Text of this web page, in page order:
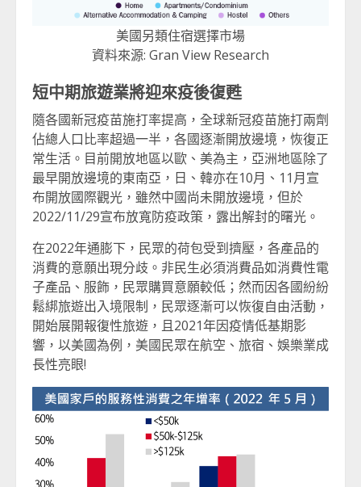
美國另類住宿選擇市場
資料來源: Gran View Research
短中期旅遊業將迎來疫後復甦
隨各國新冠疫苗施打率提高，全球新冠疫苗施打兩劑
佔總人口比率超過一半，各國逐漸開放邊境，恢復正
常生活。目前開放地區以歐、美為主，亞洲地區除了
最早開放邊境的東南亞，日、韓亦在10月、11月宣
布開放國際觀光，雖然中國尚未開放邊境，但於
2022/11/29宣布放寬防疫政策，露出解封的曙光。
在2022年通膨下，民眾的荷包受到擠壓，各產品的
消費的意願出現分歧。非民生必須消費品如消費性電
子產品、服飾，民眾購買意願較低；然而因各國紛紛
鬆綁旅遊出入境限制，民眾逐漸可以恢復自由活動，
開始展開報復性旅遊，且2021年因疫情低基期影
響，以美國為例，美國民眾在航空、旅宿、娛樂業成
長性亮眼!